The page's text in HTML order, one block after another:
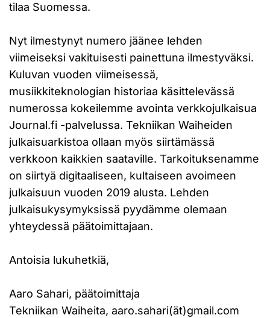
tilaa Suomessa.
Nyt ilmestynyt numero jäänee lehden
viimeiseksi vakituisesti painettuna ilmestyväksi.
Kuluvan vuoden viimeisessä,
musiikkiteknologian historiaa käsittelevässä
numerossa kokeilemme avointa verkkojulkaisua
Journal.fi -palvelussa. Tekniikan Waiheiden
julkaisuarkistoa ollaan myös siirtämässä
verkkoon kaikkien saataville. Tarkoituksenamme
on siirtyä digitaaliseen, kultaiseen avoimeen
julkaisuun vuoden 2019 alusta. Lehden
julkaisukysymyksissä pyydämme olemaan
yhteydessä päätoimittajaan.
Antoisia lukuhetkiä,
Aaro Sahari, päätoimittaja
Tekniikan Waiheita, aaro.sahari(ät)gmail.com